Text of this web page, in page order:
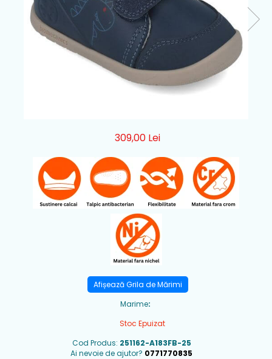
309,00 Lei
Afișează Grila de Mărimi
Marime:
Stoc Epuizat
Cod Produs: 251162-A183FB-25
Ai nevoie de ajutor? 0771770835